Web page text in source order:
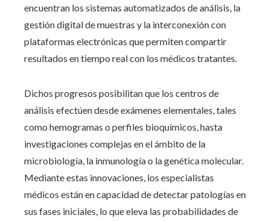
encuentran los sistemas automatizados de análisis, la
gestión digital de muestras y la interconexión con
plataformas electrónicas que permiten compartir
resultados en tiempo real con los médicos tratantes.
Dichos progresos posibilitan que los centros de
análisis efectúen desde exámenes elementales, tales
como hemogramas o perfiles bioquímicos, hasta
investigaciones complejas en el ámbito de la
microbiología, la inmunología o la genética molecular.
Mediante estas innovaciones, los especialistas
médicos están en capacidad de detectar patologías en
sus fases iniciales, lo que eleva las probabilidades de